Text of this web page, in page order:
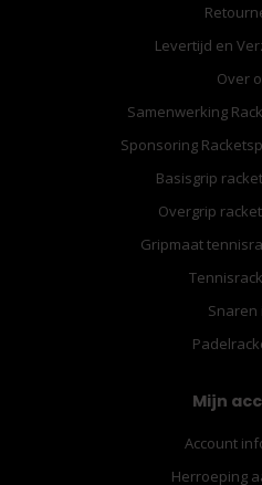
Levertijd en
Over
Samenwerking
Sponsoring
Basisgrip
Overgrip
Gripmaat
Snaren
Mijn
Account
Herroeping